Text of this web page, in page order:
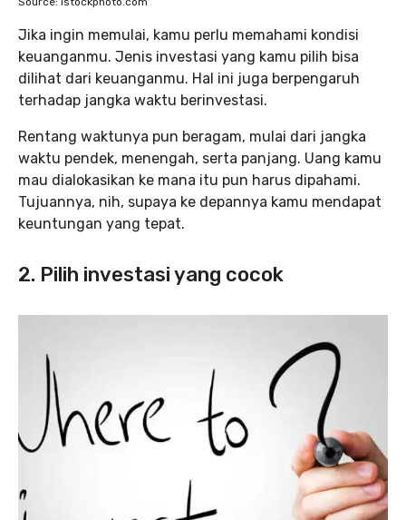
Jika ingin memulai, kamu perlu memahami kondisi
keuanganmu. Jenis investasi yang kamu pilih bisa
dilihat dari keuanganmu. Hal ini juga berpengaruh
terhadap jangka waktu berinvestasi.
Rentang waktunya pun beragam, mulai dari jangka
waktu pendek, menengah, serta panjang. Uang kamu
mau dialokasikan ke mana itu pun harus dipahami.
Tujuannya, nih, supaya ke depannya kamu mendapat
keuntungan yang tepat.
2. Pilih investasi yang cocok